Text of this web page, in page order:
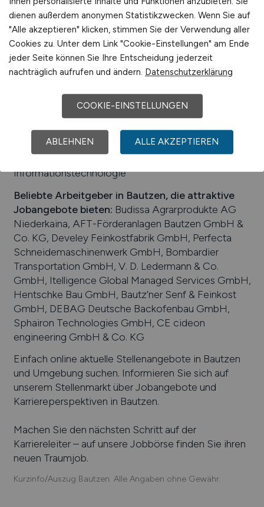
Arbeiten in der Nähe vonBautzen:Radibor,
Großpostwitz, Göda, Malschwitz, Sachsen,
Kubschütz, Doberschau-Gaußig, Großdubrau,
Obergurig
Universitäten/Hochschulen:Berufsakademie
Sachsen - Staatliche Studienakademie Bautzen
Beliebte Jobs inBautzen/Branchen:Anlagenbau,
Produktion, Werkzeugbau, Tourismus,
Schienenfahrzeugbau, Bauwesen, Lebensmittel,
Maschinenbau, Transport, Handwerk,
Informationstechnologie
Beliebte Arbeitgeber in Bautzen, die attraktive
Jobangebote bieten: Budissa Agrarprodukte AG
Niederkaina, AFT-Förderanlagen Bautzen GmbH &
Co. KG, Develey Feinkostfabrik GmbH, Perfecta
Schneidemaschinenwerk GmbH, Bombardier
Transportation GmbH, V. D. Ledermann & Co.
GmbH, Itelligence Global Managed Services GmbH,
Hentschke Bau GmbH, Bautz’ner Senf & Feinkost
GmbH, DEBAG Deutsche Backofenbau GmbH,
Sphairon Technologies GmbH, CE cideon
engineering GmbH & Co. KG
Einfach online aktuelle Stellenangebote in Bautzen
und Umgebung suchen. Informieren Sie sich auf
unserem Stellenmarkt über Jobangebote und
Karriereperspektiven in Bautzen.
Machen Sie den nächsten Schritt auf der
Karriereleiter – auf unsere Jobbörse finden Sie ihren
neuen Traumjob.
Kurzinfo/Auszug Bautzen. Alle Angaben ohne Gewähr.
dienen außerdem anonymen Statistikzwecken. Wenn Sie auf
"Alle akzeptieren" klicken, stimmen Sie der Verwendung aller
Cookies zu. Unter dem Link "Cookie-Einstellungen" am Ende
jeder Seite können Sie Ihre Entscheidung jederzeit
nachträglich aufrufen und ändern. Datenschutzerklärung
COOKIE-EINSTELLUNGEN
ABLEHNEN ALLE AKZEPTIEREN